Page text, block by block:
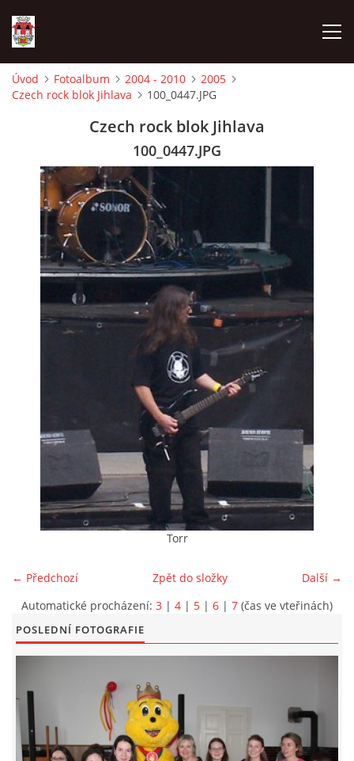
ÚVOD
HASIČI
VOLBY
OBČASNÍK
© 2026 eStránky.cz | Aktualizováno: 5. 6. 2026|Nahoru ↑
Úvod Fotoalbum 2004 - 2010
2005
Czech rock blok Jihlava
100_0447.JPG
Czech rock blok Jihlava
100_0447.JPG
Torr
← Předchozí Další →
Zpět do složky
Automatické procházení: 3 | 4 | 5 | 6 | 7 (čas ve vteřinách)
POSLEDNÍ FOTOGRAFIE